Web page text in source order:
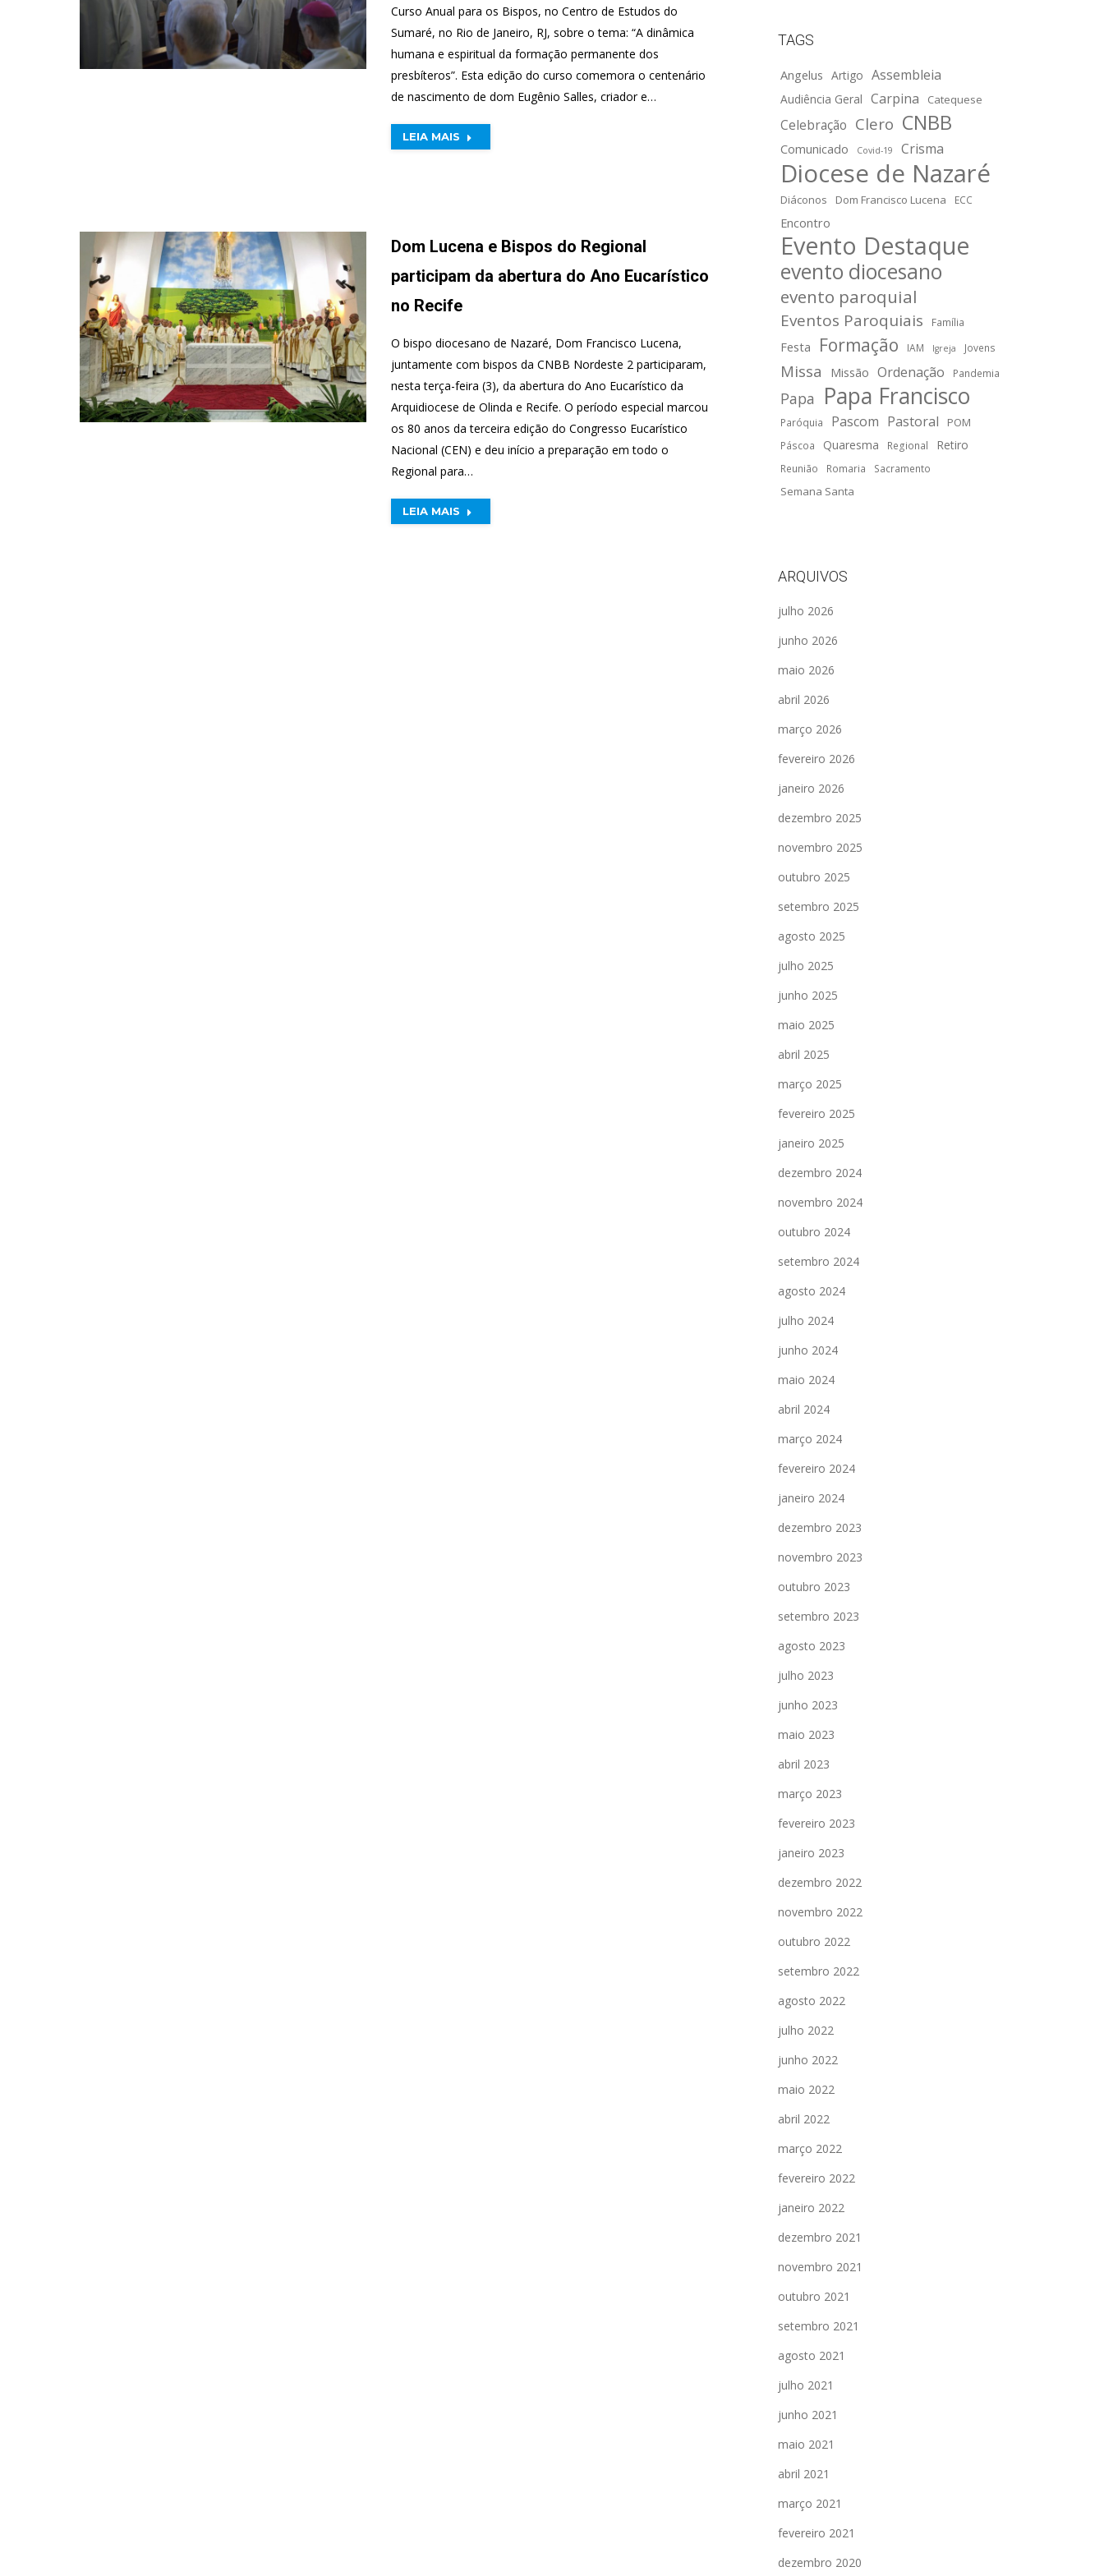
Curso Anual para os Bispos, no Centro de Estudos do
Sumaré, no Rio de Janeiro, RJ, sobre o tema: “A dinâmica
humana e espiritual da formação permanente dos
presbíteros”. Esta edição do curso comemora o centenário
de nascimento de dom Eugênio Salles, criador e…
LEIA MAIS
Dom Lucena e Bispos do Regional
participam da abertura do Ano Eucarístico
no Recife
O bispo diocesano de Nazaré, Dom Francisco Lucena,
juntamente com bispos da CNBB Nordeste 2 participaram,
nesta terça-feira (3), da abertura do Ano Eucarístico da
Arquidiocese de Olinda e Recife. O período especial marcou
os 80 anos da terceira edição do Congresso Eucarístico
Nacional (CEN) e deu início a preparação em todo o
Regional para…
LEIA MAIS
TAGS
Angelus Artigo Assembleia
Audiência Geral Carpina Catequese
Celebração Clero CNBB
Comunicado Covid-19 Crisma
Diocese de Nazaré
Diáconos Dom Francisco Lucena ECC
Encontro
Evento Destaque
evento diocesano
evento paroquial
Eventos Paroquiais Família
Festa Formação IAM Igreja Jovens
Missa Missão Ordenação Pandemia
Papa Papa Francisco
Paróquia Pascom Pastoral POM
Páscoa Quaresma Regional Retiro
Reunião Romaria Sacramento
Semana Santa
ARQUIVOS
julho 2026
junho 2026
maio 2026
abril 2026
março 2026
fevereiro 2026
janeiro 2026
dezembro 2025
novembro 2025
outubro 2025
setembro 2025
agosto 2025
julho 2025
junho 2025
maio 2025
abril 2025
março 2025
fevereiro 2025
janeiro 2025
dezembro 2024
novembro 2024
outubro 2024
setembro 2024
agosto 2024
julho 2024
junho 2024
maio 2024
abril 2024
março 2024
fevereiro 2024
janeiro 2024
dezembro 2023
novembro 2023
outubro 2023
setembro 2023
agosto 2023
julho 2023
junho 2023
maio 2023
abril 2023
março 2023
fevereiro 2023
janeiro 2023
dezembro 2022
novembro 2022
outubro 2022
setembro 2022
agosto 2022
julho 2022
junho 2022
maio 2022
abril 2022
março 2022
fevereiro 2022
janeiro 2022
dezembro 2021
novembro 2021
outubro 2021
setembro 2021
agosto 2021
julho 2021
junho 2021
maio 2021
abril 2021
março 2021
fevereiro 2021
dezembro 2020